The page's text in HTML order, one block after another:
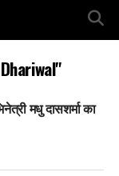
मधु दासशर्मा का